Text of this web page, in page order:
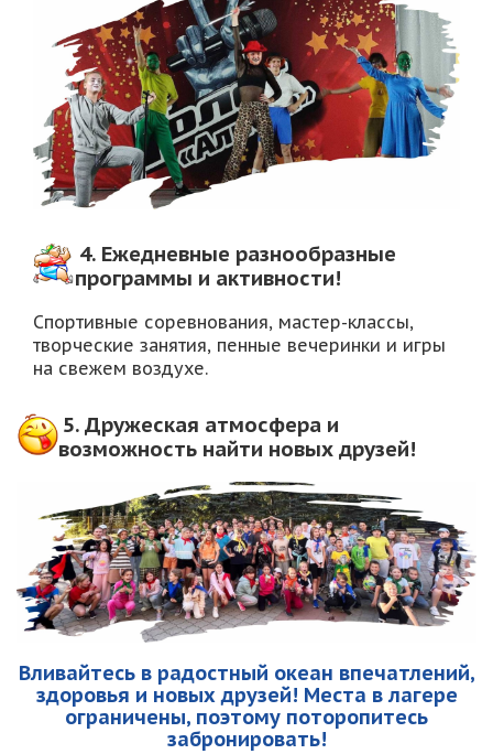
4. Ежедневные разнообразные
программы и активности!
Спортивные соревнования, мастер-классы,
творческие занятия, пенные вечеринки и игры
на свежем воздухе.
5. Дружеская атмосфера и
возможность найти новых друзей!
Вливайтесь в радостный океан впечатлений,
здоровья и новых друзей! Места в лагере
ограничены, поэтому поторопитесь
забронировать!